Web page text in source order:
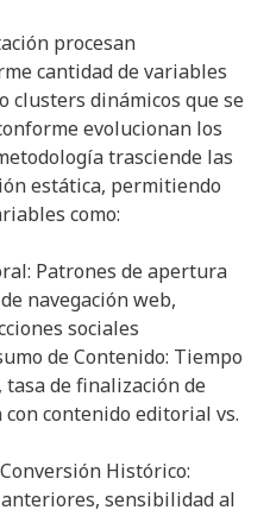
procesan
cantidad de variables
clusters dinámicos que se
evolucionan los
trasciende las
estática, permitiendo
como:
Patrones de apertura
navegación web,
sociales
de Contenido: Tiempo
de finalización de
contenido editorial vs.
Histórico:
sensibilidad al